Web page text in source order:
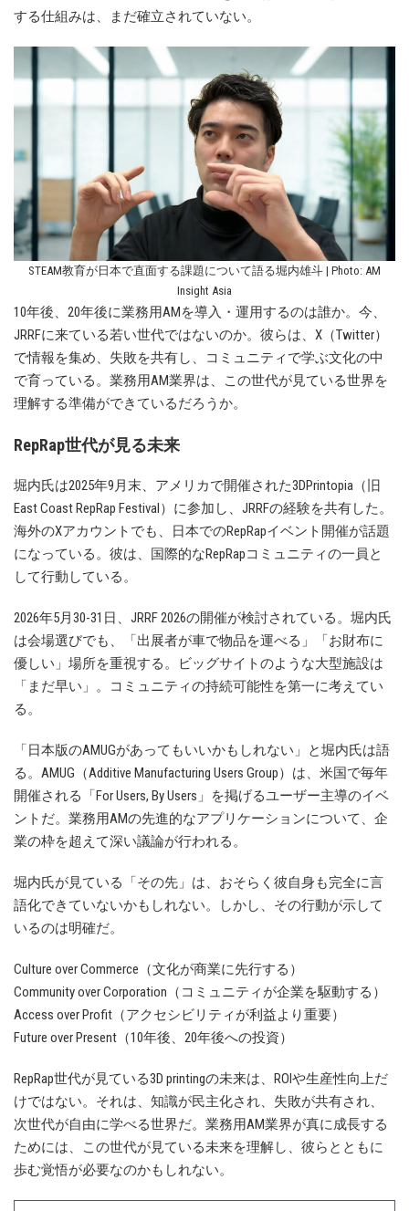
する仕組みは、まだ確立されていない。
STEAM教育が日本で直面する課題について語る堀内雄斗 | Photo: AM
Insight Asia
10年後、20年後に業務用AMを導入・運用するのは誰か。今、
JRRFに来ている若い世代ではないのか。彼らは、X（Twitter）
で情報を集め、失敗を共有し、コミュニティで学ぶ文化の中
で育っている。業務用AM業界は、この世代が見ている世界を
理解する準備ができているだろうか。
RepRap世代が見る未来
堀内氏は2025年9月末、アメリカで開催された3DPrintopia（旧
East Coast RepRap Festival）に参加し、JRRFの経験を共有した。
海外のXアカウントでも、日本でのRepRapイベント開催が話題
になっている。彼は、国際的なRepRapコミュニティの一員と
して行動している。
2026年5月30-31日、JRRF 2026の開催が検討されている。堀内氏
は会場選びでも、「出展者が車で物品を運べる」「お財布に
優しい」場所を重視する。ビッグサイトのような大型施設は
「まだ早い」。コミュニティの持続可能性を第一に考えてい
る。
「日本版のAMUGがあってもいいかもしれない」と堀内氏は語
る。AMUG（Additive Manufacturing Users Group）は、米国で毎年
開催される「For Users, By Users」を掲げるユーザー主導のイベ
ントだ。業務用AMの先進的なアプリケーションについて、企
業の枠を超えて深い議論が行われる。
堀内氏が見ている「その先」は、おそらく彼自身も完全に言
語化できていないかもしれない。しかし、その行動が示して
いるのは明確だ。
Culture over Commerce（文化が商業に先行する）
Community over Corporation（コミュニティが企業を駆動する）
Access over Profit（アクセシビリティが利益より重要）
Future over Present（10年後、20年後への投資）
RepRap世代が見ている3D printingの未来は、ROIや生産性向上だ
けではない。それは、知識が民主化され、失敗が共有され、
次世代が自由に学べる世界だ。業務用AM業界が真に成長する
ためには、この世代が見ている未来を理解し、彼らとともに
歩む覚悟が必要なのかもしれない。